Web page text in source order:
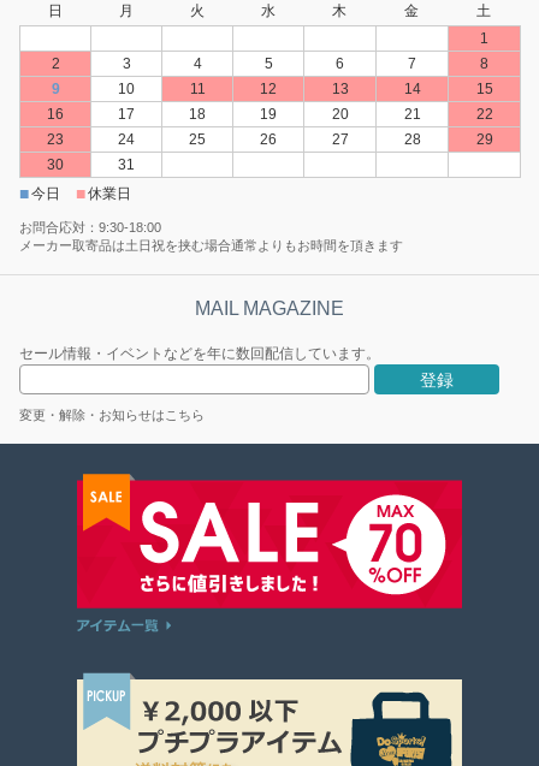
日 月 火 水 木 金
土
1
2
3 4 5 6 7
8
9
10 11 12 13 14
15
16
17 18 19 20 21
22
23
24 25 26 27 28
29
30
31
■今日 ■休業日
お問合応対：9:30-18:00
メーカー取寄品は土日祝を挟む場合通常よりもお時間を頂きます
セール情報・イベントなどを年に数回配信しています。
変更・解除・お知らせはこちら